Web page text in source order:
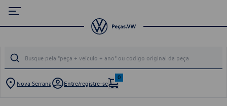
Nova Serrana Entre/registre-se
0